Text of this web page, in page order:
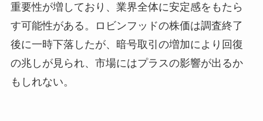
重要性が増しており、業界全体に安定感をもたら
す可能性がある。ロビンフッドの株価は調査終了
後に一時下落したが、暗号取引の増加により回復
の兆しが見られ、市場にはプラスの影響が出るか
もしれない。